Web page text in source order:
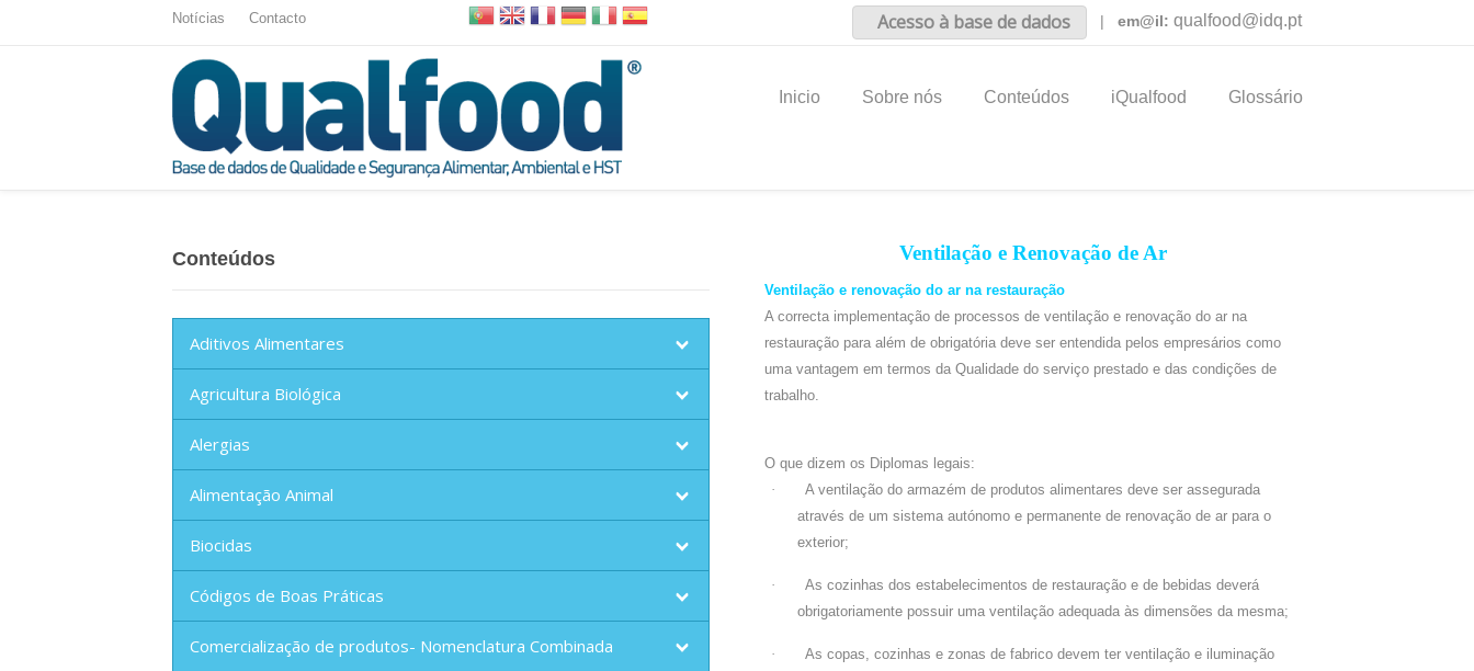
Notícias Contacto Acesso à base de dados | em@il: qualfood@idq.pt
Inicio Sobre nós Conteúdos iQualfood Glossário
Ventilação e Renovação de Ar
Ventilação e renovação do ar na restauração
A correcta implementação de processos de ventilação e renovação do ar na
restauração para além de obrigatória deve ser entendida pelos empresários como
uma vantagem em termos da Qualidade do serviço prestado e das condições de
trabalho.
O que dizem os Diplomas legais:
·
A ventilação do armazém de produtos alimentares deve ser assegurada
através de um sistema autónomo e permanente de renovação de ar para o
exterior;
·
As cozinhas dos estabelecimentos de restauração e de bebidas deverá
obrigatoriamente possuir uma ventilação adequada às dimensões da mesma;
·
As copas, cozinhas e zonas de fabrico devem ter ventilação e iluminação
Conteúdos
Aditivos Alimentares
Agricultura Biológica
Alergias
Alimentação Animal
Biocidas
Códigos de Boas Práticas
Comercialização de produtos- Nomenclatura Combinada